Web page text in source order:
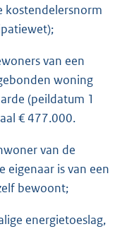
kostendelersnorm
van een
woning
(peildatum 1
€ 477.000.
van de
eigenaar is van een
bewoont;
energietoeslag,